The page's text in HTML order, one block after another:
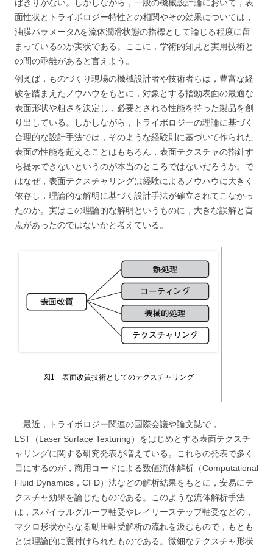
ばきりがない。しかしながら，一般の機械設計論において，表
面性状とトライボロジー特性との相関やその効果については，
油膜パラメータΛを流体潤滑状態の指標として論じる程度に留
まっているのが実状である。ここに，学術的知見と実用技術と
の間の乖離があると言えよう。
例えば，ものづくり現場の機械設計者や技術者らは，豊富な経
験を踏まえたノウハウをもとに，対象とする摺動表面の最適な
表面形状や粗さを決定し，必要とされる性能を持った製品を創
り出している。しかしながら，トライボロジーの理論に基づく
合理的な設計手法では，そのような経験則に基づいて作られた
表面の性能を超えることはもちろん，表面テクスチャの指針す
ら提示できないというのが本当のところではないだろうか。で
はなぜ，表面テクスチャリングは経験によるノウハウに大きく
依存し，理論的な解明に基づく設計手法が確立されてこなかっ
たのか。実はこの理論的な解明というものに，大きな誤解と盲
点があったのではないかと考えている。
図1 表面改質技術としてのテクスチャリング
最近，トライボロジー関連の国際会議や論文誌で，
LST（Laser Surface Texturing）をはじめとする表面テクスチ
ャリングに関する研究発表が増えている。これらの発表で多く
目にするのが，商用コードによる数値流体解析（Computational
Fluid Dynamics，CFD）法などの解析結果をもとに，安易にテ
クスチャ効果を論じたものである。このような流体解析手法
は，スパイラルグルーブ軸受やレイリーステップ軸受などの，
マクロ形状からなる動圧軸受解析の流れを汲むもので，もとも
とは理論的に裏付けられたものである。微細なテクスチャ形状